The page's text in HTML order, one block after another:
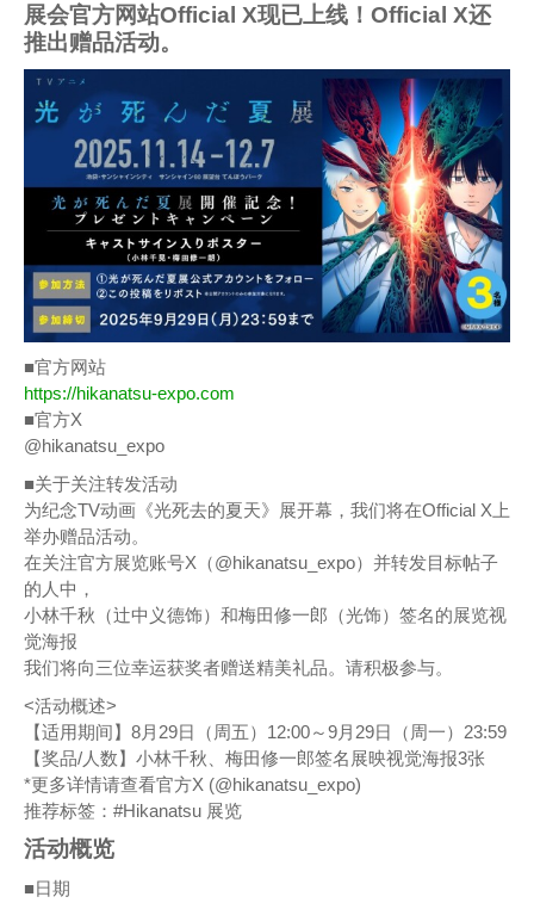
展会官方网站Official X现已上线！Official X还
推出赠品活动。
■官方网站
https://hikanatsu-expo.com
■官方X
@hikanatsu_expo
■关于关注转发活动
为纪念TV动画《光死去的夏天》展开幕，我们将在Official X上
举办赠品活动。
在关注官方展览账号X（@hikanatsu_expo）并转发目标帖子
的人中，
小林千秋（辻中义德饰）和梅田修一郎（光饰）签名的展览视
觉海报
我们将向三位幸运获奖者赠送精美礼品。请积极参与。
<活动概述>
【适用期间】8月29日（周五）12:00～9月29日（周一）23:59
【奖品/人数】小林千秋、梅田修一郎签名展映视觉海报3张
*更多详情请查看官方X (@hikanatsu_expo)
推荐标签：#Hikanatsu 展览
活动概览
■日期